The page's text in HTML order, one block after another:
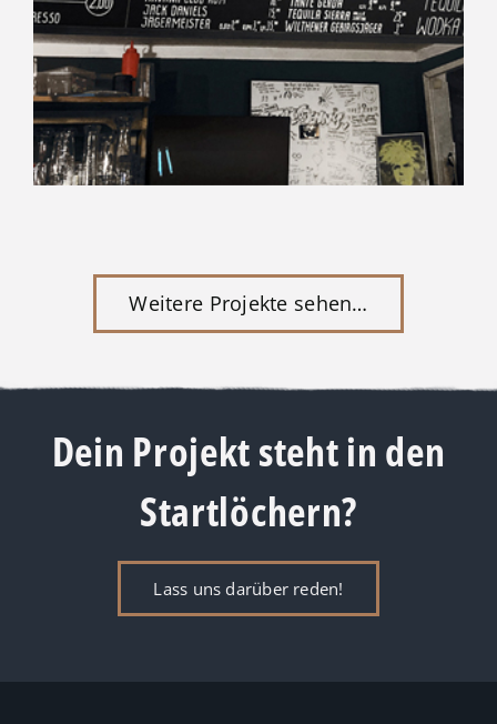
Weitere Projekte sehen…
Dein Projekt steht in den
Startlöchern?
Lass uns darüber reden!